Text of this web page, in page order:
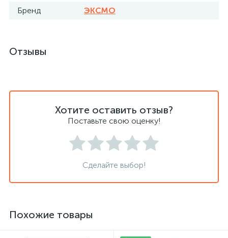
Бренд ЭКСМО
Отзывы
Хотите оставить отзыв?
Поставьте свою оценку!
Сделайте выбор!
Похожие товары